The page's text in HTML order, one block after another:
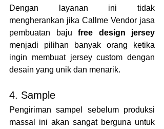
Dengan layanan ini tidak
mengherankan jika Callme Vendor jasa
pembuatan baju free design jersey
menjadi pilihan banyak orang ketika
ingin membuat jersey custom dengan
desain yang unik dan menarik.
4. Sample
Pengiriman sampel sebelum produksi
massal ini akan sangat berguna untuk